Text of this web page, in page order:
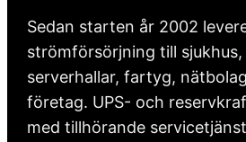
Sedan starten år 2002
strömförsörjning till
serverhallar, fartyg,
företag. UPS- och
med tillhörande